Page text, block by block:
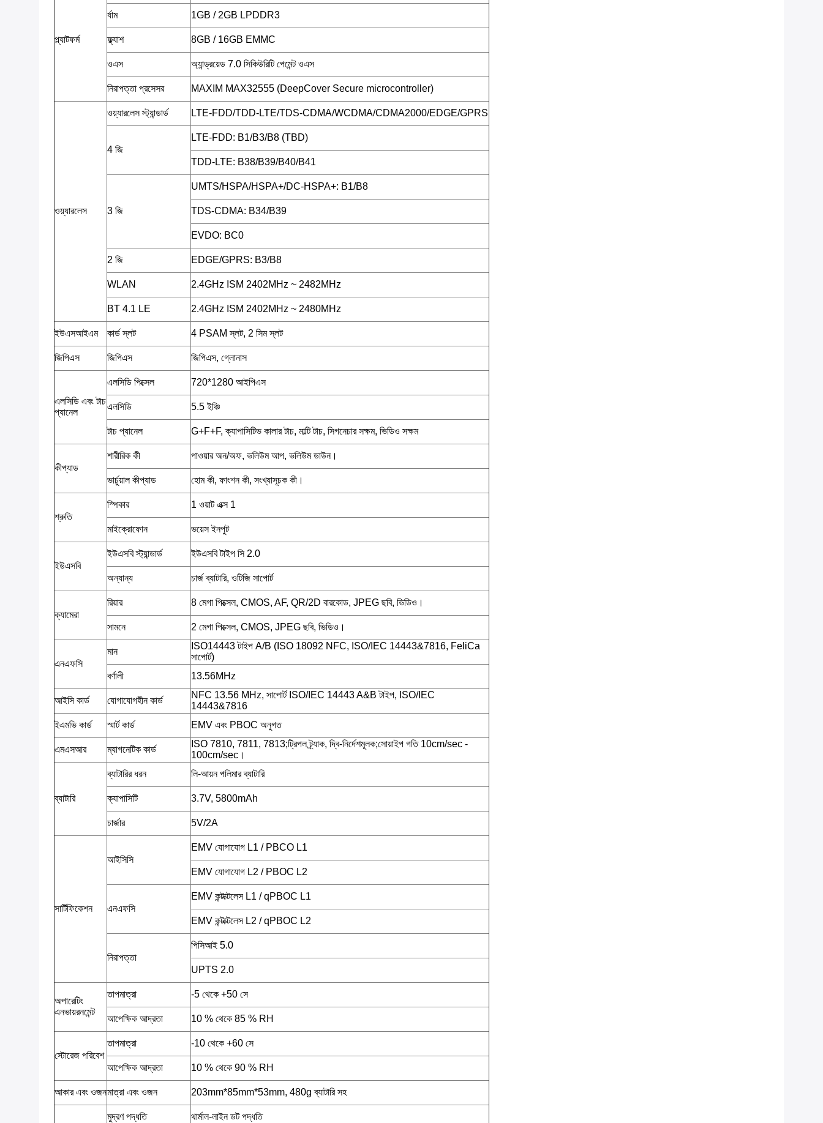
প্ল্যাটফর্ম
র্যাম 1GB / 2GB LPDDR3
ফ্ল্যাশ 8GB / 16GB EMMC
ওএস অ্যান্ড্রয়েড 7.0 সিকিউরিটি পেমেন্ট ওএস
নিরাপত্তা প্রসেসর MAXIM MAX32555 (DeepCover Secure microcontroller)
ওয়্যারলেস
ওয়্যারলেস স্ট্যান্ডার্ড LTE-FDD/TDD-LTE/TDS-CDMA/WCDMA/CDMA2000/EDGE/GPRS
4 জি
LTE-FDD: B1/B3/B8 (TBD)
TDD-LTE: B38/B39/B40/B41
3 জি
UMTS/HSPA/HSPA+/DC-HSPA+: B1/B8
TDS-CDMA: B34/B39
EVDO: BC0
2 জি EDGE/GPRS: B3/B8
WLAN 2.4GHz ISM 2402MHz ~ 2482MHz
BT 4.1 LE 2.4GHz ISM 2402MHz ~ 2480MHz
ইউএসআইএম কার্ড স্লট 4 PSAM স্লট, 2 সিম স্লট
জিপিএস জিপিএস জিপিএস, গ্লোনাস
এলসিডি এবং টাচ
প্যানেল
এলসিডি পিক্সেল 720*1280 আইপিএস
এলসিডি 5.5 ইঞ্চি
টাচ প্যানেল G+F+F, ক্যাপাসিটিভ কালার টাচ, মাল্টি টাচ, সিগনেচার সক্ষম, ভিডিও সক্ষম
কীপ্যাড
শারীরিক কী পাওয়ার অন/অফ, ভলিউম আপ, ভলিউম ডাউন।
ভার্চুয়াল কীপ্যাড হোম কী, ফাংশন কী, সংখ্যাসূচক কী।
শ্রুতি
স্পিকার 1 ওয়াট এক্স 1
মাইক্রোফোন ভয়েস ইনপুট
ইউএসবি
ইউএসবি স্ট্যান্ডার্ড ইউএসবি টাইপ সি 2.0
অন্যান্য চার্জ ব্যাটারি, ওটিজি সাপোর্ট
ক্যামেরা
রিয়ার 8 মেগা পিক্সেল, CMOS, AF, QR/2D বারকোড, JPEG ছবি, ভিডিও।
সামনে 2 মেগা পিক্সেল, CMOS, JPEG ছবি, ভিডিও।
এনএফসি
মান
ISO14443 টাইপ A/B (ISO 18092 NFC, ISO/IEC 14443&7816, FeliCa
সাপোর্ট)
বর্ণালী
13.56MHz
আইসি কার্ড যোগাযোগহীন কার্ড
NFC 13.56 MHz, সাপোর্ট ISO/IEC 14443 A&B টাইপ, ISO/IEC
14443&7816
ইএমভি কার্ড
স্মার্ট কার্ড EMV এবং PBOC অনুগত
এমএসআর ম্যাগনেটিক কার্ড
ISO 7810, 7811, 7813;ট্রিপল ট্র্যাক, দ্বি-নির্দেশমূলক;সোয়াইপ গতি 10cm/sec -
100cm/sec।
ব্যাটারি
ব্যাটারির ধরন লি-আয়ন পলিমার ব্যাটারি
ক্যাপাসিটি 3.7V, 5800mAh
চার্জার 5V/2A
সার্টিফিকেশন
আইসিসি
EMV যোগাযোগ L1 / PBCO L1
EMV যোগাযোগ L2 / PBOC L2
এনএফসি
EMV কন্টাক্টলেস L1 / qPBOC L1
EMV কন্টাক্টলেস L2 / qPBOC L2
নিরাপত্তা
পিসিআই 5.0
UPTS 2.0
অপারেটিং
এনভায়রনমেন্ট
তাপমাত্রা -5 থেকে +50 সে
আপেক্ষিক আদ্রতা 10 % থেকে 85 % RH
স্টোরেজ পরিবেশ
তাপমাত্রা -10 থেকে +60 সে
আপেক্ষিক আদ্রতা 10 % থেকে 90 % RH
আকার এবং ওজনমাত্রা এবং ওজন 203mm*85mm*53mm, 480g ব্যাটারি সহ
মুদ্রণ পদ্ধতি থার্মাল-লাইন ডট পদ্ধতি